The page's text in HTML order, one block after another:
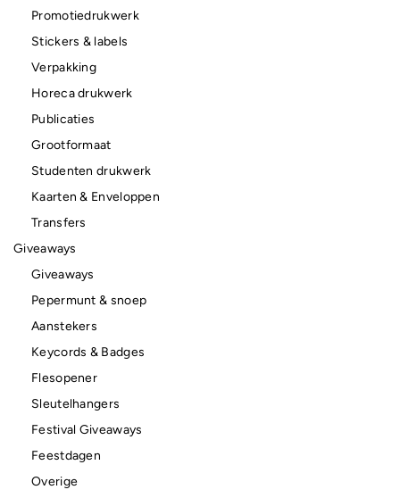
Promotiedrukwerk
Stickers & labels
Verpakking
Horeca drukwerk
Publicaties
Grootformaat
Studenten drukwerk
Kaarten & Enveloppen
Transfers
Giveaways
Giveaways
Pepermunt & snoep
Aanstekers
Keycords & Badges
Flesopener
Sleutelhangers
Festival Giveaways
Feestdagen
Overige